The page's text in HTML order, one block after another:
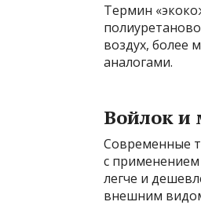
Термин
воздух, более
аналогами.
Войлок и
Современные
с применением
легче и
внешним